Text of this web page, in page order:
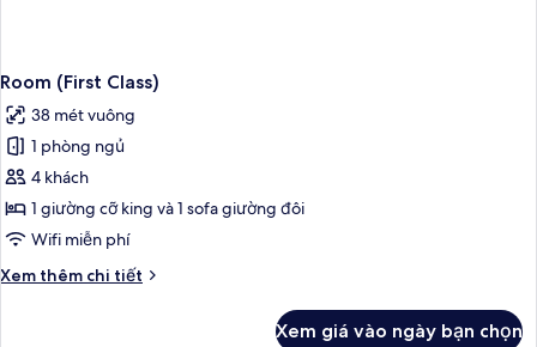
Room (First Class)
38 mét vuông
1 phòng ngủ
4 khách
1 giường cỡ king và 1 sofa giường đôi
Wifi miễn phí
Xem thêm chi tiết
Chi
Xem giá vào ngày bạn chọn